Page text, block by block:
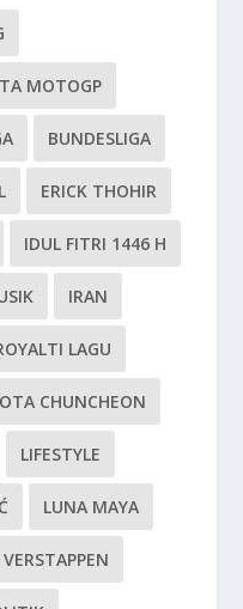
MOTOGP
BUNDESLIGA
ERICK THOHIR
IDUL FITRI 1446 H
IRAN
LAGU
CHUNCHEON
LIFESTYLE
LUNA MAYA